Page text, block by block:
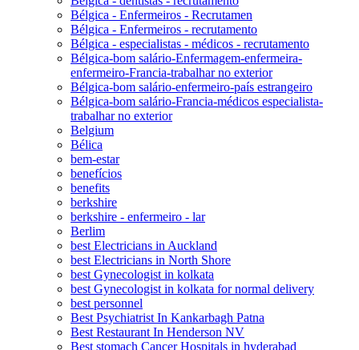
Bélgica - Enfermeiros - Recrutamen
Bélgica - Enfermeiros - recrutamento
Bélgica - especialistas - médicos - recrutamento
Bélgica-bom salário-Enfermagem-enfermeira-
enfermeiro-Francia-trabalhar no exterior
Bélgica-bom salário-enfermeiro-país estrangeiro
Bélgica-bom salário-Francia-médicos especialista-
trabalhar no exterior
Belgium
Bélica
bem-estar
benefícios
benefits
berkshire
berkshire - enfermeiro - lar
Berlim
best Electricians in Auckland
best Electricians in North Shore
best Gynecologist in kolkata
best Gynecologist in kolkata for normal delivery
best personnel
Best Psychiatrist In Kankarbagh Patna
Best Restaurant In Henderson NV
Best stomach Cancer Hospitals in hyderabad